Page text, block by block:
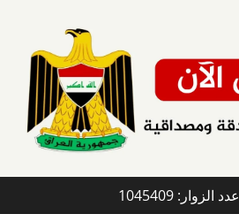
عدد الزوار: 1045409